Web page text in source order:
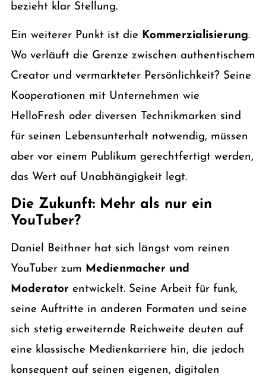
bezieht klar Stellung.
Ein weiterer Punkt ist die Kommerzialisierung.
Wo verläuft die Grenze zwischen authentischem
Creator und vermarkteter Persönlichkeit? Seine
Kooperationen mit Unternehmen wie
HelloFresh oder diversen Technikmarken sind
für seinen Lebensunterhalt notwendig, müssen
aber vor einem Publikum gerechtfertigt werden,
das Wert auf Unabhängigkeit legt.
Die Zukunft: Mehr als nur ein
YouTuber?
Daniel Beithner hat sich längst vom reinen
YouTuber zum Medienmacher und
Moderator entwickelt. Seine Arbeit für funk,
seine Auftritte in anderen Formaten und seine
sich stetig erweiternde Reichweite deuten auf
eine klassische Medienkarriere hin, die jedoch
konsequent auf seinen eigenen, digitalen